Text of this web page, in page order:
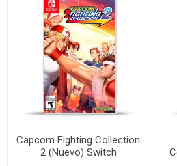
Capcom Fighting Collection
2 (Nuevo) Switch